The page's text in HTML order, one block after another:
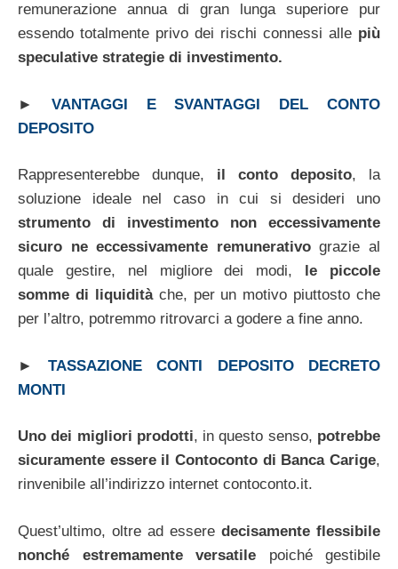
remunerazione annua di gran lunga superiore pur
essendo totalmente privo dei rischi connessi alle più
speculative strategie di investimento.
► VANTAGGI E SVANTAGGI DEL CONTO
DEPOSITO
Rappresenterebbe dunque, il conto deposito, la
soluzione ideale nel caso in cui si desideri uno
strumento di investimento non eccessivamente
sicuro ne eccessivamente remunerativograzie al
quale gestire, nel migliore dei modi, le piccole
somme di liquiditàche, per un motivo piuttosto che
per l’altro, potremmo ritrovarci a godere a fine anno.
► TASSAZIONE CONTI DEPOSITO DECRETO
MONTI
Uno dei migliori prodotti, in questo senso, potrebbe
sicuramente essere il Contoconto di Banca Carige,
rinvenibile all’indirizzo internet contoconto.it.
Quest’ultimo, oltre ad essere decisamente flessibile
nonché estremamente versatile poiché gestibile